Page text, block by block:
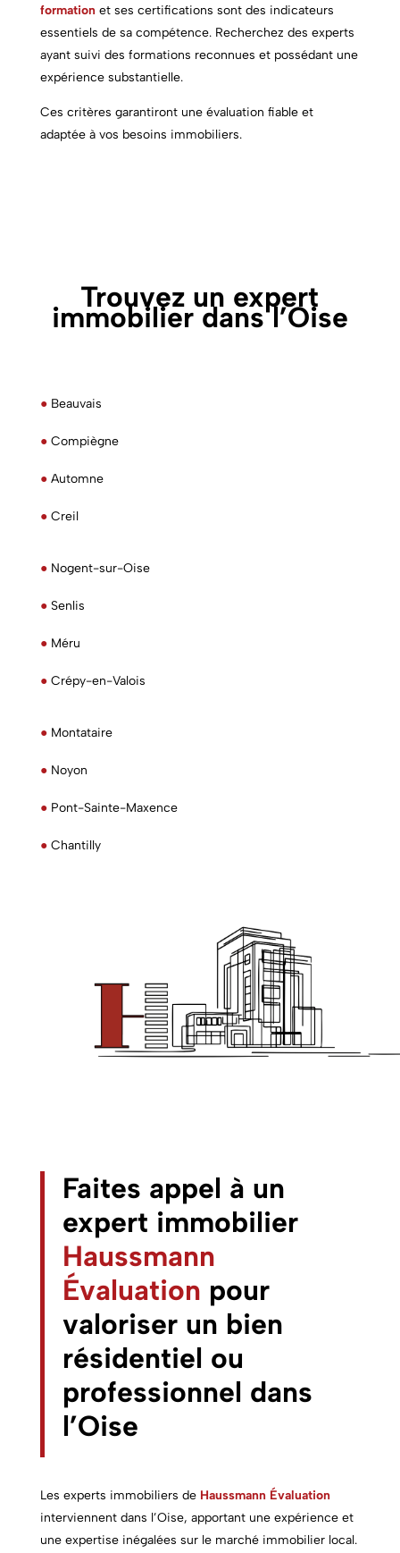
formation et ses certifications sont des indicateurs
essentiels de sa compétence. Recherchez des experts
ayant suivi des formations reconnues et possédant une
expérience substantielle.
Ces critères garantiront une évaluation fiable et
adaptée à vos besoins immobiliers.
Trouvez un expert
immobilier dans l’Oise
● Beauvais
● Compiègne
● Automne
● Creil
● Nogent-sur-Oise
● Senlis
● Méru
● Crépy-en-Valois
● Montataire
● Noyon
● Pont-Sainte-Maxence
● Chantilly
Faites appel à un
expert immobilier
Haussmann
Évaluation pour
valoriser un bien
résidentiel ou
professionnel dans
l’Oise
Les experts immobiliers de Haussmann Évaluation
interviennent dans l’Oise, apportant une expérience et
une expertise inégalées sur le marché immobilier local.